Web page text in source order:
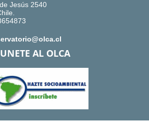
Jesús 2540
UNETE AL OLCA